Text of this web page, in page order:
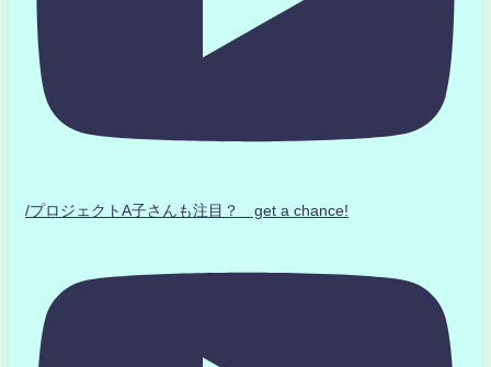
/プロジェクトA子さんも注目？ get a chance!